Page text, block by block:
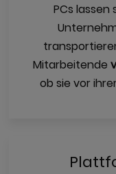
PCs
Mitarbeitende
ob sie vor